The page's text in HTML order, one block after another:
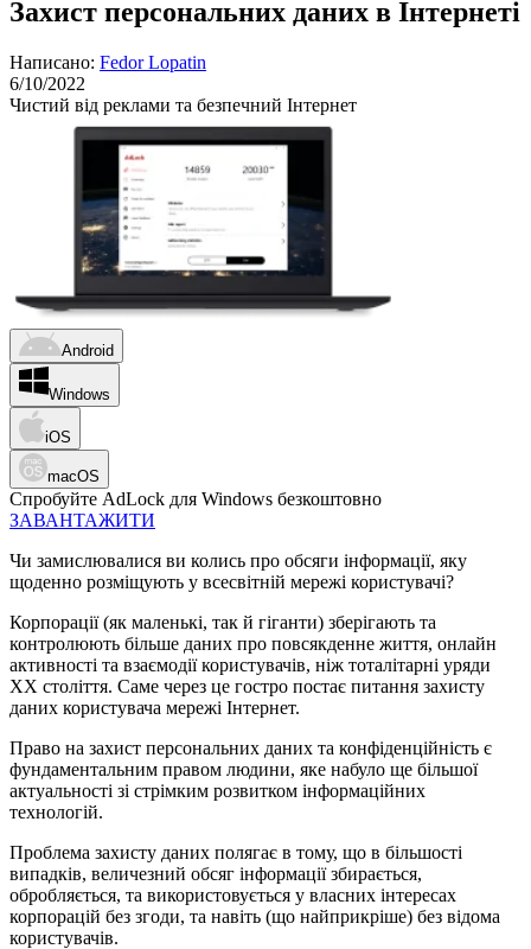
Захист персональних даних в Інтернеті
Написано: Fedor Lopatin
6/10/2022
Чистий від реклами та безпечний Інтернет
Android
Windows
iOS
macOS
Спробуйте AdLock для Windows безкоштовно
ЗАВАНТАЖИТИ
Чи замислювалися ви колись про обсяги інформації, яку
щоденно розміщують у всесвітній мережі користувачі?
Корпорації (як маленькі, так й гіганти) зберігають та
контролюють більше даних про повсякденне життя, онлайн
активності та взаємодії користувачів, ніж тоталітарні уряди
XX століття. Саме через це гостро постає питання захисту
даних користувача мережі Інтернет.
Право на захист персональних даних та конфіденційність є
фундаментальним правом людини, яке набуло ще більшої
актуальності зі стрімким розвитком інформаційних
технологій.
Проблема захисту даних полягає в тому, що в більшості
випадків, величезний обсяг інформації збирається,
обробляється, та використовується у власних інтересах
корпорацій без згоди, та навіть (що найприкріше) без відома
користувачів.